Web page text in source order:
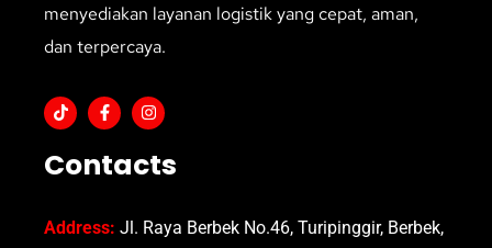
menyediakan layanan logistik yang cepat, aman,
dan terpercaya.
Contacts
Address: Jl. Raya Berbek No.46, Turipinggir, Berbek,